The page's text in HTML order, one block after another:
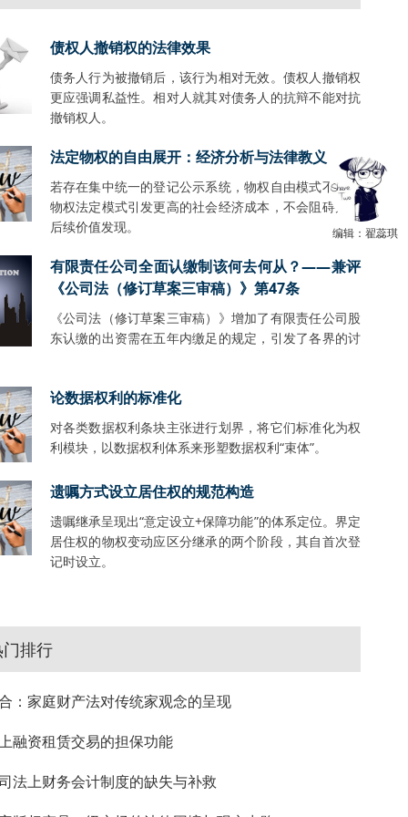
债权人撤销权的法律效果
债务人行为被撤销后，该行为相对无效。债权人撤销权
更应强调私益性。相对人就其对债务人的抗辩不能对抗
撤销权人。
法定物权的自由展开：经济分析与法律教义
若存在集中统一的登记公示系统，物权自由模式不会比
物权法定模式引发更高的社会经济成本，不会阻碍财产
后续价值发现。
有限责任公司全面认缴制该何去何从？——兼评
《公司法（修订草案三审稿）》第47条
《公司法（修订草案三审稿）》增加了有限责任公司股
东认缴的出资需在五年内缴足的规定，引发了各界的讨
论数据权利的标准化
对各类数据权利条块主张进行划界，将它们标准化为权
利模块，以数据权利体系来形塑数据权利“束体”。
遗嘱方式设立居住权的规范构造
遗嘱继承呈现出“意定设立+保障功能”的体系定位。界定
居住权的物权变动应区分继承的两个阶段，其自首次登
记时设立。
排行
：家庭财产法对传统家观念的呈现
融资租赁交易的担保功能
法上财务会计制度的缺失与补救
编辑：翟蕊琪